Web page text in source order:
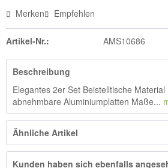
Merken Empfehlen
Artikel-Nr.: AMS10686
Beschreibung
Elegantes 2er Set Beistelltische Material
abnehmbare Aluminiumplatten Maße...
Ähnliche Artikel
Kunden haben sich ebenfalls